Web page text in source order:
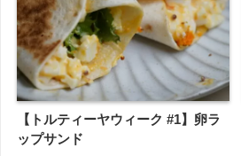
【トルティーヤウィーク #1】卵ラ
ップサンド